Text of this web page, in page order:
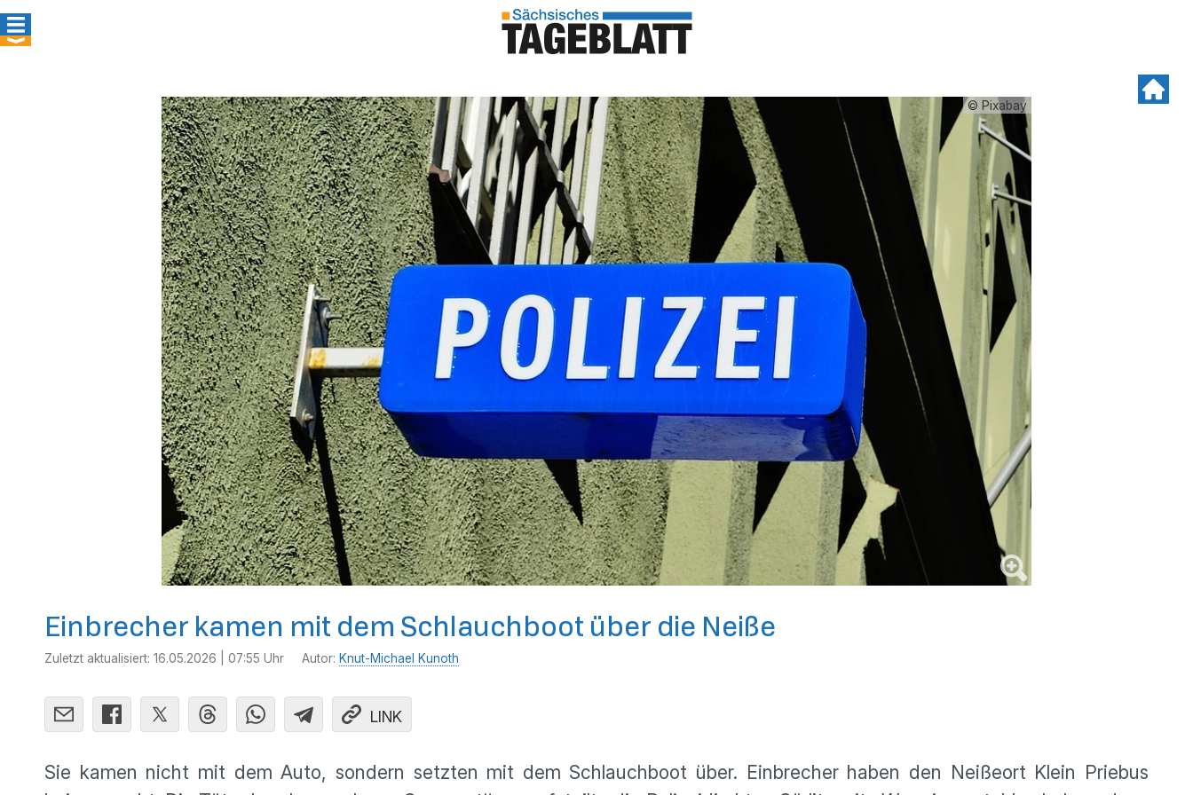
© Pixabay
Einbrecher kamen mit dem Schlauchboot über die Neiße
Zuletzt aktualisiert: 16.05.2026 | 07:55 Uhr Autor: Knut-Michael Kunoth
LINK
Sie kamen nicht mit dem Auto, sondern setzten mit dem Schlauchboot über. Einbrecher haben den Neißeort Klein Priebus